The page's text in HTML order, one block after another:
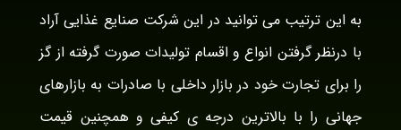
به این ترتیب می توانید در این شرکت صنایع غذایی آراد
با درنظر گرفتن انواع و اقسام تولیدات صورت گرفته از گز
را برای تجارت خود در بازار داخلی با صادرات به بازارهای
جهانی را با بالاترین درجه ی کیفی و همچنین قیمت